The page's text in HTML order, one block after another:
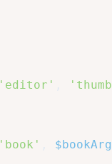
'editor'
'book'